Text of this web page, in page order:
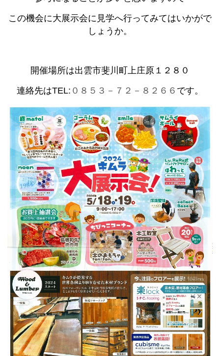
この機会に大展示会に見学へ行ってみてはいかがで
しょうか。
開催場所は出雲市斐川町上庄原１２８０
連絡先はTEL: ０８５３－７２－８２６６ です。